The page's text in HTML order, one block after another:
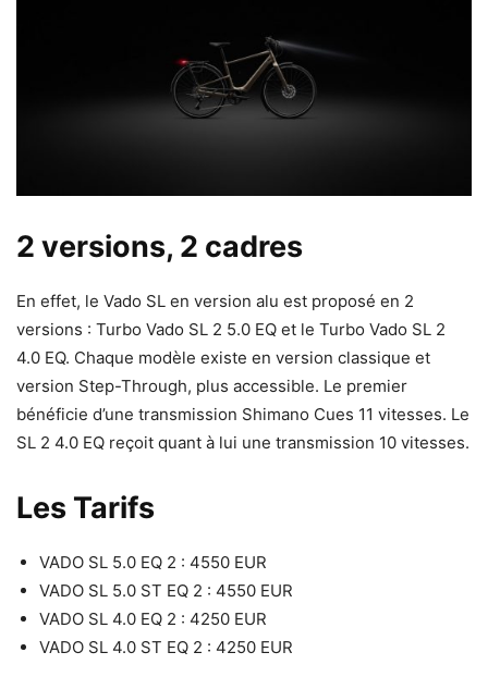
2 versions, 2 cadres
En effet, le Vado SL en version alu est proposé en 2
versions : Turbo Vado SL 2 5.0 EQ et le Turbo Vado SL 2
4.0 EQ. Chaque modèle existe en version classique et
version Step-Through, plus accessible. Le premier
bénéficie d’une transmission Shimano Cues 11 vitesses. Le
SL 2 4.0 EQ reçoit quant à lui une transmission 10 vitesses.
Les Tarifs
VADO SL 5.0 EQ 2 : 4550 EUR
VADO SL 5.0 ST EQ 2 : 4550 EUR
VADO SL 4.0 EQ 2 : 4250 EUR
VADO SL 4.0 ST EQ 2 : 4250 EUR